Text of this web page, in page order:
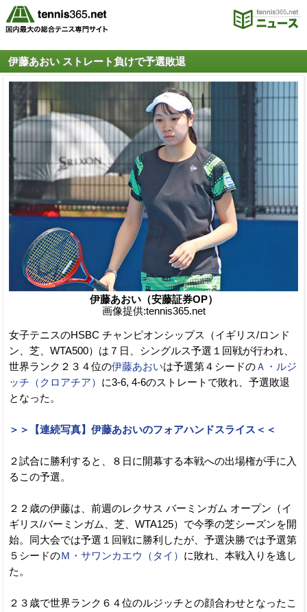
伊藤あおい ストレート負けで予選敗退
伊藤あおい（安藤証券OP）
画像提供:tennis365.net
女子テニスのHSBC チャンピオンシップス（イギリス/ロンド
ン、芝、WTA500）は７日、シングルス予選１回戦が行われ、
世界ランク２３４位の伊藤あおいは予選第４シードのＡ・ルジ
ッチ（クロアチア） に3-6, 4-6のストレートで敗れ、予選敗退
となった。
＞＞【連続写真】伊藤あおいのフォアハンドスライス＜＜
２試合に勝利すると、８日に開幕する本戦への出場権が手に入
るこの予選。
２２歳の伊藤は、前週のレクサス バーミンガム オープン（イ
ギリス/バーミンガム、芝、WTA125）で今季の芝シーズンを開
始。同大会では予選１回戦に勝利したが、予選決勝では予選第
５シードのＭ・サワンカエウ（タイ） に敗れ、本戦入りを逃し
た。
２３歳で世界ランク６４位のルジッチとの顔合わせとなったこ